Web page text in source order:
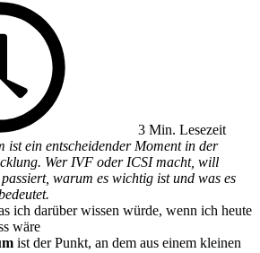
3 Min. Lesezeit
ist ein entscheidender Moment in der
Wer IVF oder ICSI macht, will
warum es wichtig ist und was es
ich darüber wissen würde, wenn ich heute
wäre
ist der Punkt, an dem aus einem kleinen